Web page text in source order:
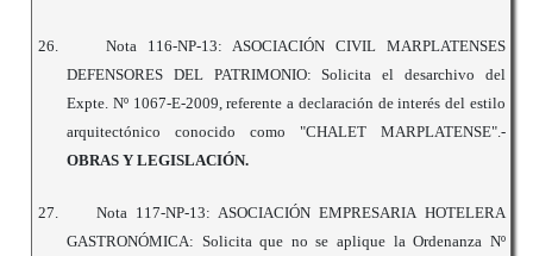
26.
Nota 116-NP-13: ASOCIACIÓN CIVIL MARPLATENSES
DEFENSORES DEL PATRIMONIO: Solicita el desarchivo del
Expte. Nº 1067-E-2009, referente a declaración de interés del estilo
arquitectónico conocido como "CHALET MARPLATENSE".-
OBRAS Y LEGISLACIÓN.
27.
Nota 117-NP-13: ASOCIACIÓN EMPRESARIA HOTELERA
GASTRONÓMICA: Solicita que no se aplique la Ordenanza Nº